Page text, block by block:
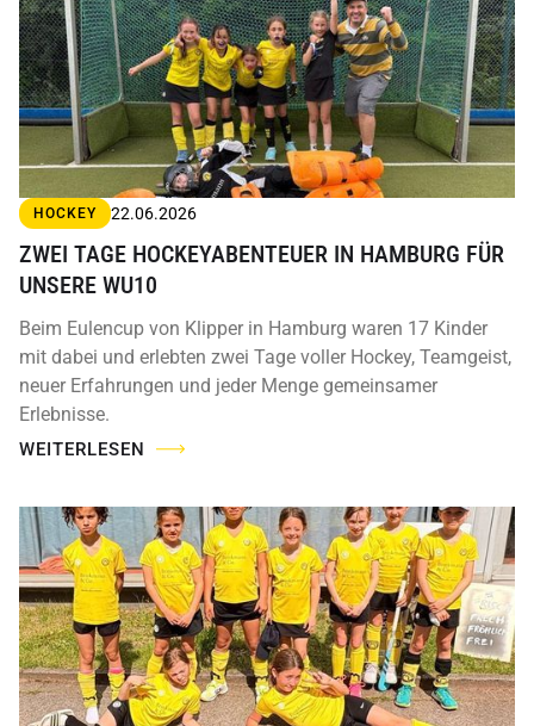
HOCKEY 22.06.2026
ZWEI TAGE HOCKEYABENTEUER IN HAMBURG FÜR
UNSERE WU10
Beim Eulencup von Klipper in Hamburg waren 17 Kinder
mit dabei und erlebten zwei Tage voller Hockey, Teamgeist,
neuer Erfahrungen und jeder Menge gemeinsamer
Erlebnisse.
WEITERLESEN